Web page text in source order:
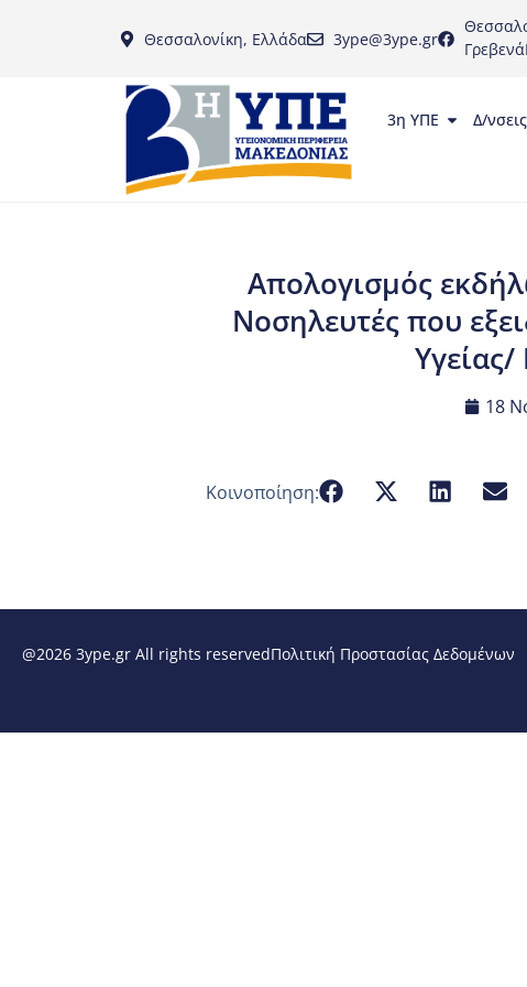
Θεσσαλονίκη, Ελλάδα 3ype@3ype.gr
Γρεβενά
3η ΥΠΕ Δ/
Απολογισμός
Νοσηλευτές που
18
Κοινοποίηση:
@2026 3ype.gr All rights reservedΠολιτική Προστασίας Δεδομένων